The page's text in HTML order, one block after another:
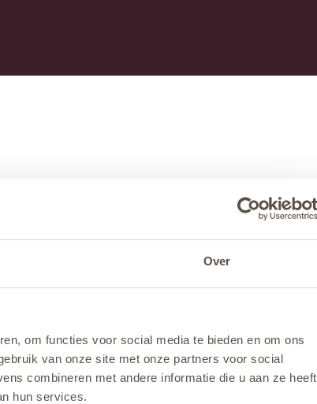
Over
om functies voor social media te bieden en om ons
van onze site met onze partners voor social
combineren met andere informatie die u aan ze heeft
hun services.